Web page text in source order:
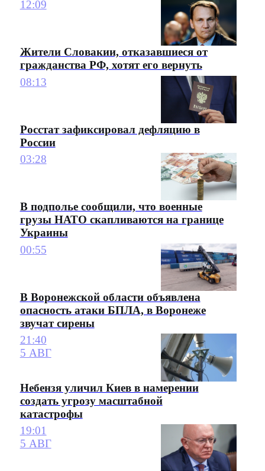
12:09
Жители Словакии, отказавшиеся от
гражданства РФ, хотят его вернуть
08:13
Росстат зафиксировал дефляцию в
России
03:28
В подполье сообщили, что военные
грузы НАТО скапливаются на границе
Украины
00:55
В Воронежской области объявлена
опасность атаки БПЛА, в Воронеже
звучат сирены
21:40
5 АВГ
Небензя уличил Киев в намерении
создать угрозу масштабной
катастрофы
19:01
5 АВГ